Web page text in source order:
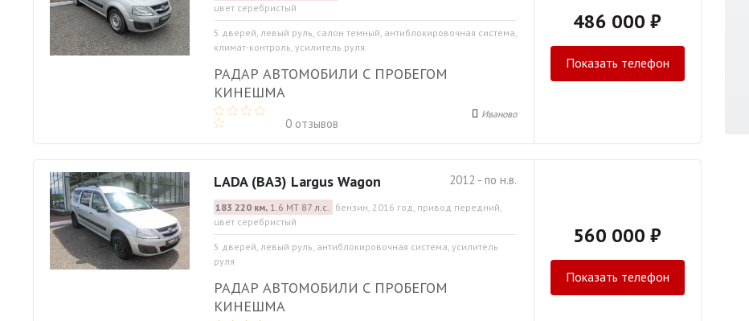
цвет серебристый
5 дверей, левый руль, салон темный, антиблокировочная система,
климат-контроль, усилитель руля
РАДАР АВТОМОБИЛИ С ПРОБЕГОМ
КИНЕШМА
0 отзывов
Иваново
486 000 ₽
Показать телефон
2012 - по н.в.
LADA (ВАЗ) Largus Wagon
183 220 км,1.6 МТ 87 л.с. бензин, 2016 год, привод передний,
цвет серебристый
5 дверей, левый руль, антиблокировочная система, усилитель
руля
РАДАР АВТОМОБИЛИ С ПРОБЕГОМ
КИНЕШМА
560 000 ₽
Показать телефон